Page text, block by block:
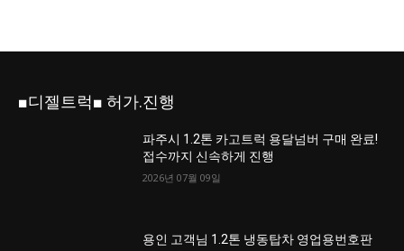
■디젤트럭■ 허가.진행
파주시 1.2톤 카고트럭 용달넘버 구매 완료!
접수까지 신속하게 진행
2026년 07월 09일
용인 고객님 1.2톤 냉동탑차 영업용번호판